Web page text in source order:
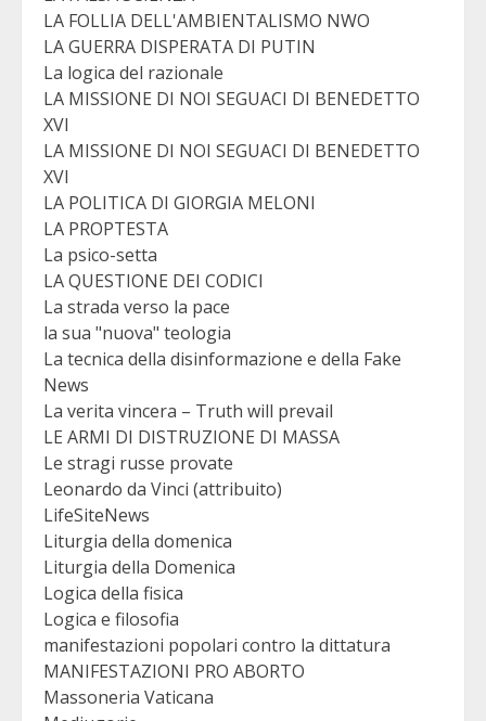
LA FOLLIA DELL'AMBIENTALISMO NWO
LA GUERRA DISPERATA DI PUTIN
La logica del razionale
LA MISSIONE DI NOI SEGUACI DI BENEDETTO
XVI
LA MISSIONE DI NOI SEGUACI DI BENEDETTO
XVI
LA POLITICA DI GIORGIA MELONI
LA PROPTESTA
La psico-setta
LA QUESTIONE DEI CODICI
La strada verso la pace
la sua "nuova" teologia
La tecnica della disinformazione e della Fake
News
La verita vincera – Truth will prevail
LE ARMI DI DISTRUZIONE DI MASSA
Le stragi russe provate
Leonardo da Vinci (attribuito)
LifeSiteNews
Liturgia della domenica
Liturgia della Domenica
Logica della fisica
Logica e filosofia
manifestazioni popolari contro la dittatura
MANIFESTAZIONI PRO ABORTO
Massoneria Vaticana